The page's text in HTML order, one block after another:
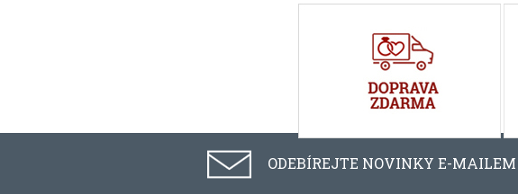
ODEBÍREJTE NOVINKY E-MAILEM